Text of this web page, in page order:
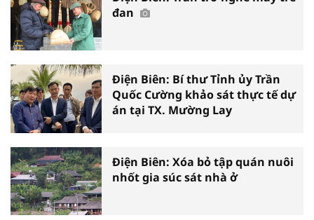
đan
Điện Biên: Bí thư Tỉnh ủy Trần
Quốc Cường khảo sát thực tế dự
án tại TX. Mường Lay
Điện Biên: Xóa bỏ tập quán nuôi
nhốt gia súc sát nhà ở